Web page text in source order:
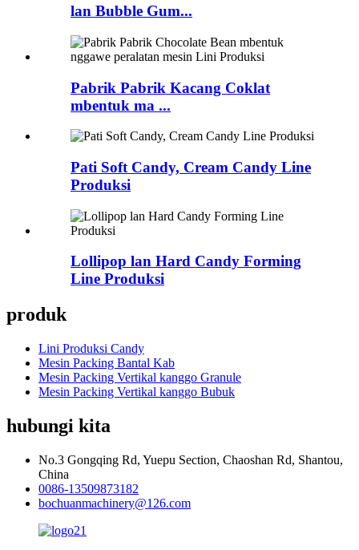
lan Bubble Gum...
Pabrik Pabrik Kacang Coklat
mbentuk ma ...
Pati Soft Candy, Cream Candy Line
Produksi
Lollipop lan Hard Candy Forming
Line Produksi
produk
Lini Produksi Candy
Mesin Packing Bantal Kab
Mesin Packing Vertikal kanggo Granule
Mesin Packing Vertikal kanggo Bubuk
hubungi kita
No.3 Gongqing Rd, Yuepu Section, Chaoshan Rd, Shantou,
China
0086-13509873182
bochuanmachinery@126.com